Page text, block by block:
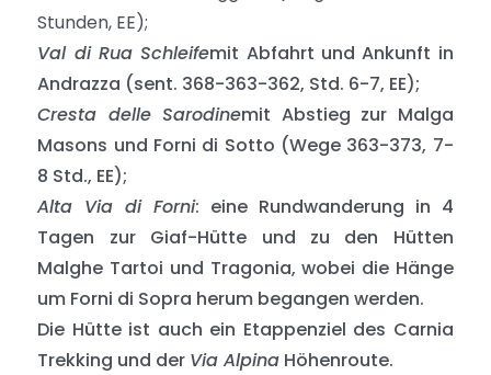
Stunden, EE);
Val di Rua Schleifemit Abfahrt und Ankunft in
Andrazza (sent. 368-363-362, Std. 6-7, EE);
Cresta delle Sarodinemit Abstieg zur Malga
Masons und Forni di Sotto (Wege 363-373, 7-
8 Std., EE);
Alta Via di Forni: eine Rundwanderung in 4
Tagen zur Giaf-Hütte und zu den Hütten
Malghe Tartoi und Tragonia, wobei die Hänge
um Forni di Sopra herum begangen werden.
Die Hütte ist auch ein Etappenziel des Carnia
Trekking und der Via Alpina Höhenroute.